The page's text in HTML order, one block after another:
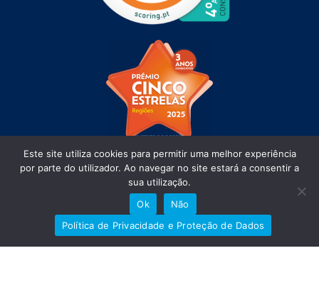
Este site utiliza cookies para permitir uma melhor experiência
por parte do utilizador. Ao navegar no site estará a consentir a
sua utilização.
Ok
Não
Política de Privacidade e Proteção de Dados